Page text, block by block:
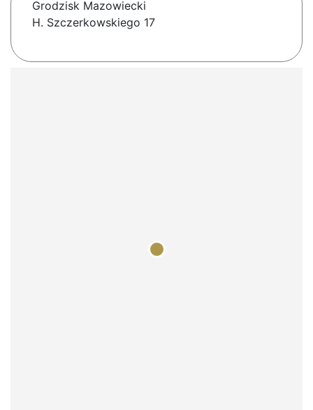
Grodzisk Mazowiecki
H. Szczerkowskiego 17